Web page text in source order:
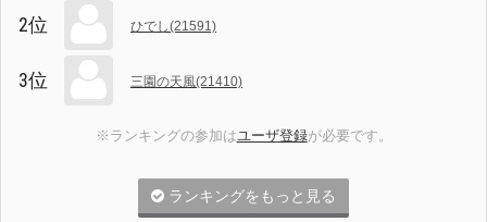
2位 ひでし(21591)
3位 三園の天風(21410)
※ランキングの参加はユーザ登録が必要です。
ランキングをもっと見る